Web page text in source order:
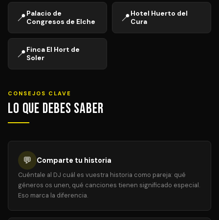
📍Palacio de
Congresos de Elche
📍Hotel Huerto del
Cura
📍Finca El Hort de
Soler
CONSEJOS CLAVE
Lo que debes saber
💬 Comparte tu historia
Cuéntale al DJ cuál es vuestra historia como pareja: qué
géneros os unen, qué canciones tienen significado especial.
Eso marca la diferencia.